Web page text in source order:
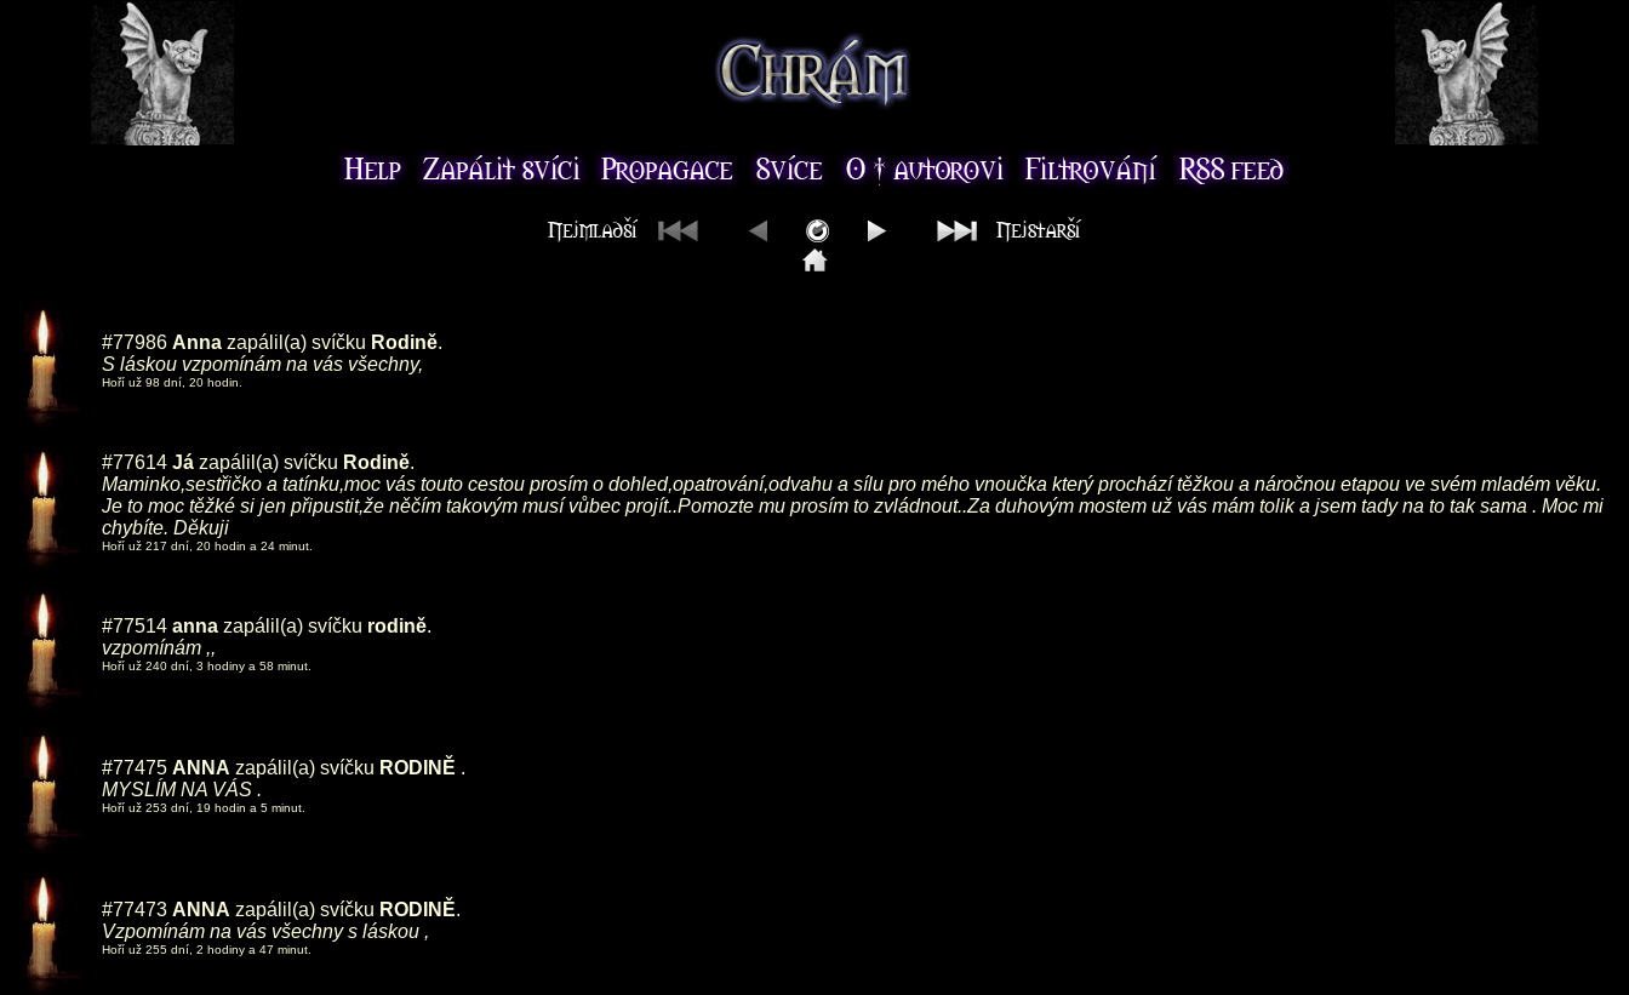
#77986 Anna zapálil(a) svíčku Rodině.
S láskou vzpomínám na vás všechny,
Hoří už 98 dní, 20 hodin.
#77614 Já zapálil(a) svíčku Rodině.
Maminko,sestřičko a tatínku,moc vás touto cestou prosím o dohled,opatrování,odvahu a sílu pro mého vnoučka který prochází těžkou a náročnou etapou ve svém mladém věku.
Je to moc těžké si jen připustit,že něčím takovým musí vůbec projít..Pomozte mu prosím to zvládnout..Za duhovým mostem už vás mám tolik a jsem tady na to tak sama . Moc mi
chybíte. Děkuji
Hoří už 217 dní, 20 hodin a 24 minut.
#77514 anna zapálil(a) svíčku rodině.
vzpomínám ,,
Hoří už 240 dní, 3 hodiny a 58 minut.
#77475 ANNA zapálil(a) svíčku RODINĚ .
MYSLÍM NA VÁS .
Hoří už 253 dní, 19 hodin a 5 minut.
#77473 ANNA zapálil(a) svíčku RODINĚ.
Vzpomínám na vás všechny s láskou ,
Hoří už 255 dní, 2 hodiny a 47 minut.